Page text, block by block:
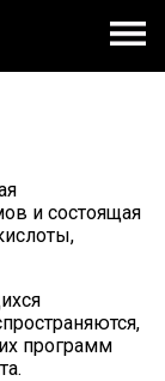
и состоящая
программ